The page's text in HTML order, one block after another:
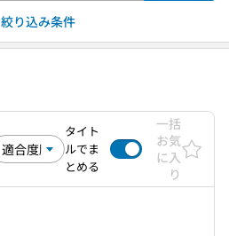
絞り込み条件
タイト
ルでま
とめる
一括
お気
に入
り